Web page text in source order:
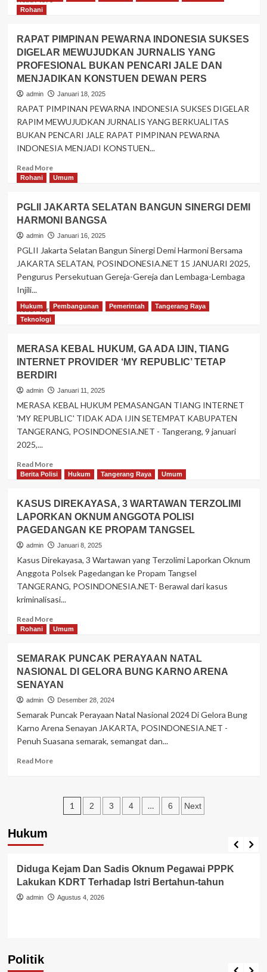
PERENCANAAN
PEMBANGUNAN
(MUSRENBANG)
YANG
DIADAKAN
KELURAHAN
JELUPANG
SERPONG
UTARA’INI
PENTING’
Rohani
RAPAT PIMPINAN PEWARNA INDONESIA SUKSES
DIGELAR MEWUJUDKAN JURNALIS YANG
PROFESIONAL BUKAN PENCARI JALE DAN
MENJADIKAN KONSTUEN DEWAN PERS
admin Januari 18, 2025
RAPAT PIMPINAN PEWARNA INDONESIA SUKSES DIGELAR
RAPIM MEWUJUDKAN JURNALIS YANG BERKUALITAS
BUKAN PENCARI JALE RAPAT PIMPINAN PEWARNA
INDONESIA MENJADI KONSTUEN...
Read MoreRead
more
PIMPINAN
PEWARNA
INDONESIA
MEWUJUDKAN
JURNALIS
PROFESIONAL
BUKAN
PENCARI
DAN
MENJADIKAN
KONSTUEN
PERS
Rohani Umum
PGLII JAKARTA SELATAN BANGUN SINERGI DEMI
HARMONI BANGSA
admin Januari 16, 2025
PGLII Jakarta Selatan Bangun Sinergi Demi Harmoni Bersama
JAKARTA SELATAN, POSINDONESIA.NET 15 JANUARI 2025,
Pengurus Persekutuan Gereja-Gereja dan Lembaga-Lembaga
Injili...
Read More Read
JAKARTA
SELATAN
BANGUN
SINERGI
HARMONI
BANGSA
Hukum Pembangunan Pemerintah
Tangerang Raya
Teknologi
MERASA KEBAL HUKUM, GA ADA IJIN, TIANG
INTERNET PROVIDER ‘MY REPUBLIC’ TETAP
BERDIRI
admin Januari 11, 2025
MERASA KEBAL HUKUM PEMASANGAN TIANG INTERNET
'MY REPUBLIC' TIDAK ADA IJIN SETEMPAT KABUPATEN
TANGERANG, POSINDONESIA.NET - Tangerang, 9 januari
2025,...
Read MoreRead
more
KEBAL
HUKUM,
GA
ADA
TIANG
INTERNET
PROVIDER
‘MY
TETAP
BERDIRI
Berita Polisi Hukum Tangerang Raya Umum
KASUS DIREKAYASA, 3 WARTAWAN TERZOLIMI
LAPORKAN OKNUM ANGGOTA POLISI
PAGEDANGAN KE PROPAM TANGSEL
admin Januari 8, 2025
Kasus Direkayasa, 3 Wartawan yang Terzolimi Laporkan Oknum
Anggota Polsek Pagedangan ke Propam Tangsel
TANGERANG, POSINDONESIA.NET- Berawal dari kasus
kriminalisasi...
Read MoreRead
more
DIREKAYASA,
3
WARTAWAN
TERZOLIMI
OKNUM
ANGGOTA
POLISI
KE
Rohani Umum
SEMARAK PUNCAK PERAYAAN NATAL
NASIONAL DI GELORA BUNG KARNO ARENA
SENAYAN
admin Desember 28, 2024
Semarak Puncak Perayaan Natal Nasional 2024 Di Gelora Bung
Karno Arena Senayan JAKARTA, POSINDONESIA.NET -
Penuh Suasana semarak, semangat dan...
Read MoreRead
PUNCAK
PERAYAAN
BUNG
KARNO
ARENA
Paginasi
1 2 3 4 … 6 Next
Hukum
Berita Polisi
Diduga Kejam Dan Sadis Oknum Pegawai PPPK
Lakukan KDRT Terhadap Istri Bertahun-tahun
admin Agustus 4, 2026
Politik
Politik